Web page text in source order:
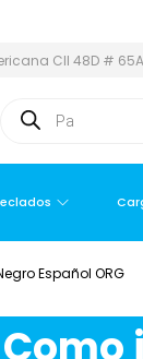
Cll 48D #
Español ORG